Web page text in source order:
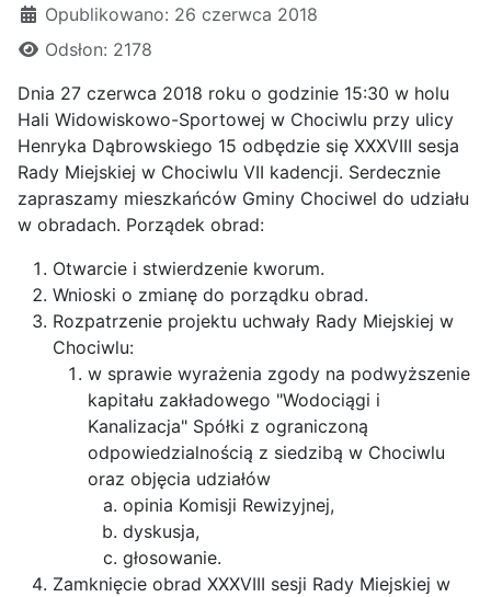
Szczegóły
Opublikowano: 26 czerwca 2018
Odsłon: 2178
Dnia 27 czerwca 2018 roku o godzinie 15:30 w holu
Hali Widowiskowo-Sportowej w Chociwlu przy ulicy
Henryka Dąbrowskiego 15 odbędzie się XXXVIII sesja
Rady Miejskiej w Chociwlu VII kadencji. Serdecznie
zapraszamy mieszkańców Gminy Chociwel do udziału
w obradach. Porządek obrad:
Otwarcie i stwierdzenie kworum.
Wnioski o zmianę do porządku obrad.
Rozpatrzenie projektu uchwały Rady Miejskiej w
Chociwlu:
w sprawie wyrażenia zgody na podwyższenie
kapitału zakładowego "Wodociągi i
Kanalizacja" Spółki z ograniczoną
odpowiedzialnością z siedzibą w Chociwlu
oraz objęcia udziałów
opinia Komisji Rewizyjnej,
dyskusja,
głosowanie.
Zamknięcie obrad XXXVIII sesji Rady Miejskiej w